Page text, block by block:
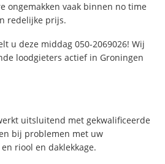
ongemakken vaak binnen no time
redelijke prijs.
u deze middag 050-2069026! Wij
loodgieters actief in Groningen
uitsluitend met gekwalificeerde
bij problemen met uw
riool en daklekkage.